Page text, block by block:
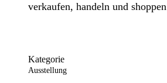
verkaufen, handeln und shoppen
Kategorie
Ausstellung